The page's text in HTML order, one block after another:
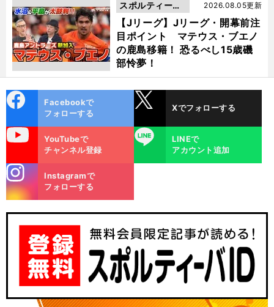
【Jリーグ】Jリーグ・開幕前注
目ポイント マテウス・ブエノ
の鹿島移籍！ 恐るべし15歳磯
部怜夢！
2026.08.05更新
スポルティーバ
動画
ok
Facebookで
フォローする
Xでフォローする
YouTubeで
チャンネル登録
LINE
LINEで
アカウント追加
m
Instagramで
フォローする